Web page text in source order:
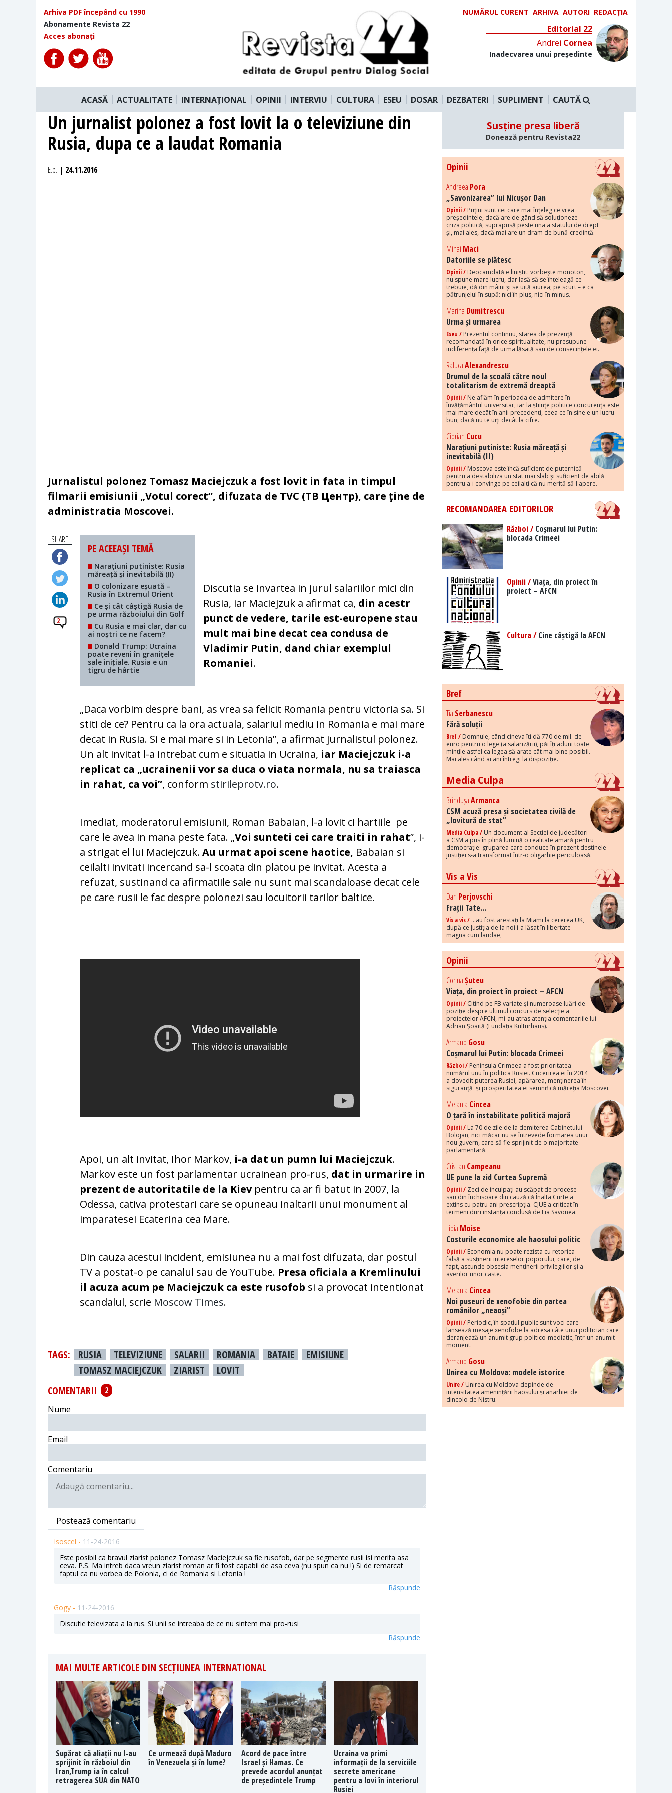
Arhiva PDF începând cu 1990
Abonamente Revista 22
Acces abonați
NUMĂRUL CURENT ARHIVA AUTORI REDACȚIA
Editorial 22
Andrei Cornea
Inadecvarea unui președinte
ACASĂ ACTUALITATE INTERNAȚIONAL OPINII INTERVIU CULTURA ESEU DOSAR DEZBATERI SUPLIMENT CAUTĂ
Un jurnalist polonez a fost lovit la o televiziune din
Rusia, dupa ce a laudat Romania
E.b. | 24.11.2016
Jurnalistul polonez Tomasz Maciejczuk a fost lovit in fata in timpul
filmarii emisiunii „Votul corect”, difuzata de TVC (ТВ Центр), care ţine de
administratia Moscovei.
SHARE
2
PE ACEEAȘI TEMĂ
Narațiuni putiniste: Rusia
măreață și inevitabilă (II)
O colonizare eșuată –
Rusia în Extremul Orient
Ce și cât câștigă Rusia de
pe urma războiului din Golf
Cu Rusia e mai clar, dar cu
ai noștri ce ne facem?
Donald Trump: Ucraina
poate reveni în granițele
sale inițiale. Rusia e un
tigru de hârtie
Discutia se invartea in jurul salariilor mici din
Rusia, iar Maciejzuk a afirmat ca, din acestr
punct de vedere, tarile est-europene stau
mult mai bine decat cea condusa de
Vladimir Putin, dand chiar exemplul
Romaniei.
„Daca vorbim despre bani, as vrea sa felicit Romania pentru victoria sa. Si
stiti de ce? Pentru ca la ora actuala, salariul mediu in Romania e mai mare
decat in Rusia. Si e mai mare si in Letonia”, a afirmat jurnalistul polonez.
Un alt invitat l-a intrebat cum e situatia in Ucraina, iar Maciejczuk i-a
replicat ca „ucrainenii vor sa duca o viata normala, nu sa traiasca
in rahat, ca voi”, conform stirileprotv.ro.
Imediat, moderatorul emisiunii, Roman Babaian, l-a lovit ci hartiile pe
care le avea in mana peste fata. „Voi sunteti cei care traiti in rahat”, i-
a strigat el lui Maciejczuk.Au urmat apoi scene haotice, Babaian si
ceilalti invitati incercand sa-l scoata din platou pe invitat. Acesta a
refuzat, sustinand ca afirmatiile sale nu sunt mai scandaloase decat cele
pe care rusii le fac despre polonezi sau locuitorii tarilor baltice.
Apoi, un alt invitat, Ihor Markov, i-a dat un pumn lui Maciejczuk.
Markov este un fost parlamentar ucrainean pro-rus, dat in urmarire in
prezent de autoritatile de la Kievpentru ca ar fi batut in 2007, la
Odessa, cativa protestari care se opuneau inaltarii unui monument al
imparatesei Ecaterina cea Mare.
Din cauza acestui incident, emisiunea nu a mai fost difuzata, dar postul
TV a postat-o pe canalul sau de YouTube. Presa oficiala a Kremlinului
il acuza acum pe Maciejczuk ca este rusofob si a provocat intentionat
scandalul, scrie Moscow Times.
TAGS: RUSIA TELEVIZIUNE SALARII ROMANIA BATAIE
EMISIUNE
TOMASZ MACIEJCZUK
ZIARIST
LOVIT
COMENTARII
2
Nume
Email
Comentariu
Postează comentariu
Isoscel - 11-24-2016
Este posibil ca bravul ziarist polonez Tomasz Maciejczuk sa fie rusofob, dar pe segmente rusii isi merita asa
ceva. P.S. Ma intreb daca vreun ziarist roman ar fi fost capabil de asa ceva (nu spun ca nu !) Si de remarcat
faptul ca nu vorbea de Polonia, ci de Romania si Letonia !
Răspunde
Gogy - 11-24-2016
Discutie televizata a la rus. Si unii se intreaba de ce nu sintem mai pro-rusi
Răspunde
MAI MULTE ARTICOLE DIN SECȚIUNEA INTERNATIONAL
Supărat că aliații nu l-au
sprijinit în războiul din
Iran,Trump ia în calcul
retragerea SUA din NATO
Ce urmează după Maduro
în Venezuela și în lume?
Acord de pace între
Israel și Hamas. Ce
prevede acordul anunțat
de președintele Trump
Ucraina va primi
informații de la serviciile
secrete americane
pentru a lovi în interiorul
Rusiei
Susține presa liberă
Donează pentru Revista22
Opinii
Andreea Pora
„Savonizarea” lui Nicușor Dan
Opinii / Puțini sunt cei care mai înțeleg ce vrea
președintele, dacă are de gând să soluționeze
criza politică, suprapusă peste una a statului de drept
și, mai ales, dacă mai are un dram de bună-credință.
Mihai Maci
Datoriile se plătesc
Opinii / Deocamdată e liniștit: vorbește monoton,
nu spune mare lucru, dar lasă să se înțeleagă ce
trebuie, dă din mâini și se uită aiurea; pe scurt – e ca
pătrunjelul în supă: nici în plus, nici în minus.
Marina Dumitrescu
Urma și urmarea
Eseu / Prezentul continuu, starea de prezență
recomandată în orice spiritualitate, nu presupune
indiferența față de urma lăsată sau de consecințele ei.
RalucaAlexandrescu
Drumul de la școală către noul
totalitarism de extremă dreaptă
Opinii / Ne aflăm în perioada de admitere în
învățământul universitar, iar la științe politice concurența este
mai mare decât în anii precedenți, ceea ce în sine e un lucru
bun, dacă nu te uiți decât la cifre.
Ciprian Cucu
Narațiuni putiniste: Rusia măreață și
inevitabilă (II)
Opinii / Moscova este încă suficient de puternică
pentru a destabiliza un stat mai slab și suficient de abilă
pentru a-i convinge pe ceilalți că nu merită să-l apere.
RECOMANDAREA EDITORILOR
Război /Coșmarul lui Putin:
blocada Crimeei
Opinii /Viața, din proiect în
proiect – AFCN
Cultura /Cine câștigă la AFCN
Bref
Tia Serbanescu
Fără soluții
Bref / Domnule, când cineva îți dă 770 de mil. de
euro pentru o lege (a salarizării), păi îți aduni toate
mințile astfel ca legea să arate cât mai bine posibil.
Mai ales când ai ani întregi la dispoziție.
Media Culpa
BrîndușaArmanca
CSM acuză presa și societatea civilă de
„lovitură de stat”
Media Culpa / Un document al Secției de judecători
a CSM a pus în plină lumină o realitate amară pentru
democrație: gruparea care conduce în prezent destinele
justiției s-a transformat într-o oligarhie periculoasă.
Vis a Vis
Dan Perjovschi
Frații Tate...
Vis a vis / ...au fost arestați la Miami la cererea UK,
după ce Justiția de la noi i-a lăsat în libertate
magna cum laudae,
Opinii
CorinaȘuteu
Viața, din proiect în proiect – AFCN
Opinii / Citind pe FB variate și numeroase luări de
poziție despre ultimul concurs de selecție a
proiectelor AFCN, mi-au atras atenția comentariile lui
Adrian Șoaită (Fundația Kulturhaus).
Armand Gosu
Coșmarul lui Putin: blocada Crimeei
Război / Peninsula Crimeea a fost prioritatea
numărul unu în politica Rusiei. Cucerirea ei în 2014
a dovedit puterea Rusiei, apărarea, menținerea în
siguranță și prosperitatea ei semnifică măreția Moscovei.
Melania Cincea
O țară în instabilitate politică majoră
Opinii / La 70 de zile de la demiterea Cabinetului
Bolojan, nici măcar nu se întrevede formarea unui
nou guvern, care să fie sprijinit de o majoritate
parlamentară.
Cristian Campeanu
UE pune la zid Curtea Supremă
Opinii / Zeci de inculpați au scăpat de procese
sau din închisoare din cauză că Înalta Curte a
extins cu patru ani prescripția. CJUE a criticat în
termeni duri instanța condusă de Lia Savonea.
Lidia Moise
Costurile economice ale haosului politic
Opinii / Economia nu poate rezista cu retorica
falsă a susținerii intereselor poporului, care, de
fapt, ascunde obsesia menținerii privilegiilor și a
averilor unor caste.
Melania Cincea
Noi puseuri de xenofobie din partea
românilor „neaoși”
Opinii / Periodic, în spațiul public sunt voci care
lansează mesaje xenofobe la adresa câte unui politician care
deranjează un anumit grup politico-mediatic, într-un anumit
moment.
Armand Gosu
Unirea cu Moldova: modele istorice
Unire / Unirea cu Moldova depinde de
intensitatea amenințării haosului și anarhiei de
dincolo de Nistru.